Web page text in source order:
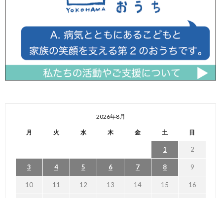
2026年8月
月 火 水 木 金 土 日
1 2
3 4 5 6 7 8 9
10 11 12 13 14 15 16